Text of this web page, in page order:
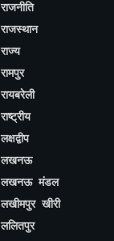
राजनीति
राजस्थान
राज्य
रामपुर
रायबरेली
राष्ट्रीय
लक्षद्वीप
लखनऊ
लखनऊ मंडल
लखीमपुर खीरी
ललितपुर